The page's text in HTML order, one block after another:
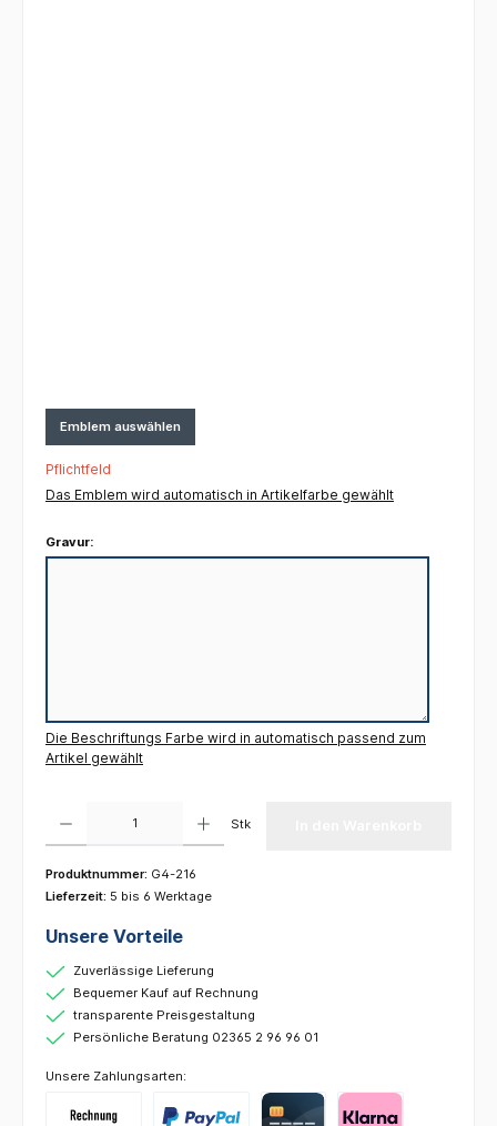
Emblem auswählen
Pflichtfeld
Das Emblem wird automatisch in Artikelfarbe gewählt
Gravur:
Die Beschriftungs Farbe wird in automatisch passend zum
Artikel gewählt
Stk
Produktnummer: G4-216
Lieferzeit: 5 bis 6 Werktage
Unsere Vorteile
Zuverlässige Lieferung
Bequemer Kauf auf Rechnung
transparente Preisgestaltung
Persönliche Beratung 02365 2 96 96 01
Unsere Zahlungsarten: